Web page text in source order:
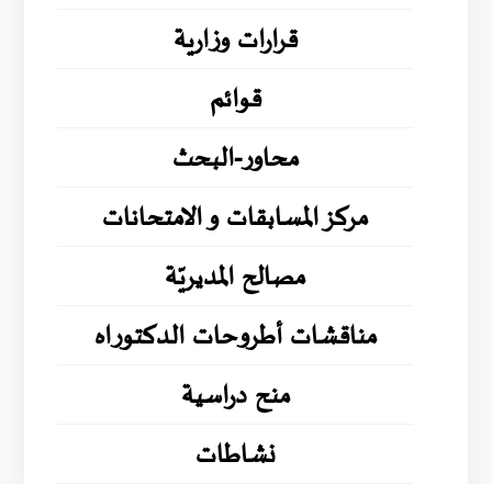
قرارات وزارية
قوائم
محاور-البحث
مركز المسابقات و الامتحانات
مصالح المديريّة
مناقشات أطروحات الدكتوراه
منح دراسية
نشاطات